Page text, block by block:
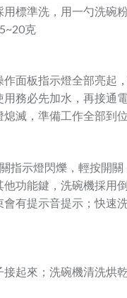
標準洗，用一勺洗碗
克
面板指示燈全部亮起
務必先加水，再接通
滅，準備工作全部到位
指示燈閃爍，輕按開
功能鍵，洗碗機採用
有提示音提示；快速
起來；洗碗機清洗烘